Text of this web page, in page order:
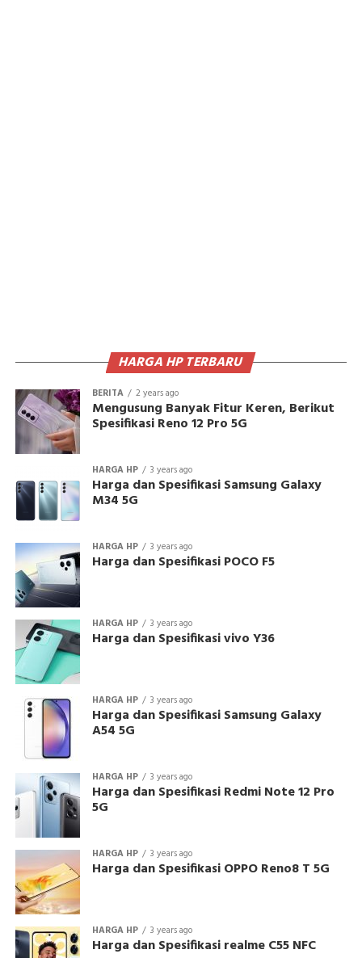
HARGA HP TERBARU
BERITA 2 years ago
Mengusung Banyak Fitur Keren, Berikut
Spesifikasi Reno 12 Pro 5G
HARGA HP 3 years ago
Harga dan Spesifikasi Samsung Galaxy
M34 5G
HARGA HP 3 years ago
Harga dan Spesifikasi POCO F5
HARGA HP 3 years ago
Harga dan Spesifikasi vivo Y36
HARGA HP 3 years ago
Harga dan Spesifikasi Samsung Galaxy
A54 5G
HARGA HP 3 years ago
Harga dan Spesifikasi Redmi Note 12 Pro
5G
HARGA HP 3 years ago
Harga dan Spesifikasi OPPO Reno8 T 5G
HARGA HP 3 years ago
Harga dan Spesifikasi realme C55 NFC